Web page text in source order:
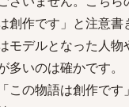
創作です」と注意書
モデルとなった人物
多いのは確かです。
この物語は創作です